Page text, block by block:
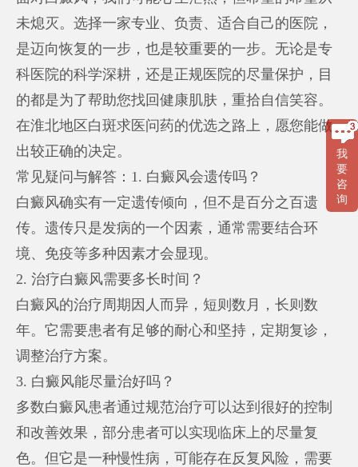
未熄灭。选择一家专业、负责、适合自己的医院，
是迈向恢复的一步，也是较重要的一步。无论是专
科医院的科学深耕，还是正规医院的尽量保护，目
的都是为了帮助您找回健康肌肤，重拾自信笑容。
在淮北地区白斑求医问药的优选之路上，愿您能做
出较正确的决定。
常见疑问与解答：1. 白癜风会遗传吗？
白癜风确实有一定遗传倾向，但不是百分之百遗
传。遗传只是发病的一个因素，通常需要结合环
境、免疫等多种因素才会显现。
2. 治疗白癜风需要多长时间？
白癜风的治疗周期因人而异，短则数月，长则数
年。它需要患者有足够的耐心和坚持，定期复诊，
调整治疗方案。
3. 白癜风能尽量治好吗？
多数白癜风患者通过规范治疗可以达到很好的控制
和改善效果，部分患者可以实现临床上的尽量复
色。但它是一种慢性病，可能存在反复风险，需要
我
要
咨
询